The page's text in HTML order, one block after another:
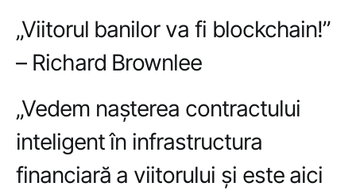
„Viitorul banilor va fi blockchain!”
– Richard Brownlee
„Vedem nașterea contractului
inteligent în infrastructura
financiară a viitorului și este aici